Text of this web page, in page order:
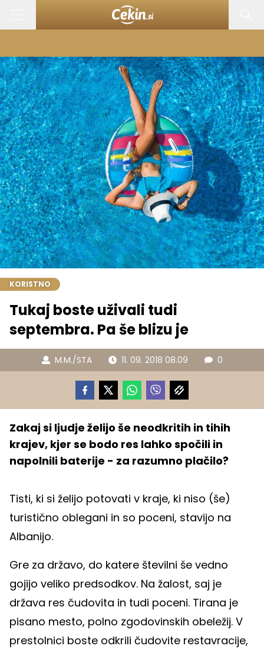
KORISTNO
Tukaj boste uživali tudi
septembra. Pa še blizu je
M.M./STA 11. 09. 2018 08.09 0
Zakaj si ljudje želijo še neodkritih in tihih
krajev, kjer se bodo res lahko spočili in
napolnili baterije - za razumno plačilo?
Tisti, ki si želijo potovati v kraje, ki niso (še)
turistično oblegani in so poceni, stavijo na
Albanijo.
Gre za državo, do katere številni še vedno
gojijo veliko predsodkov. Na žalost, saj je
država res čudovita in tudi poceni. Tirana je
pisano mesto, polno zgodovinskih obeležij. V
prestolnici boste odkrili čudovite restavracije,